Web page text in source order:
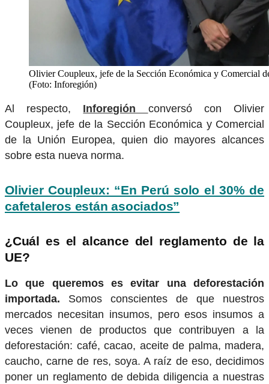
Olivier Coupleux, jefe de la Sección Económica y Comercial
(Foto: Inforegión)
Al respecto, Inforegión conversó con Olivier
Coupleux, jefe de la Sección Económica y Comercial
de la Unión Europea, quien dio mayores alcances
sobre esta nueva norma.
Olivier Coupleux: “En Perú solo el 30% de
cafetaleros están asociados”
¿Cuál es el alcance del reglamento de la
UE?
Lo que queremos es evitar una deforestación
importada. Somos conscientes de que nuestros
mercados necesitan insumos, pero esos insumos a
veces vienen de productos que contribuyen a la
deforestación: café, cacao, aceite de palma, madera,
caucho, carne de res, soya.A raíz de eso, decidimos
poner un reglamento de debida diligencia a nuestras